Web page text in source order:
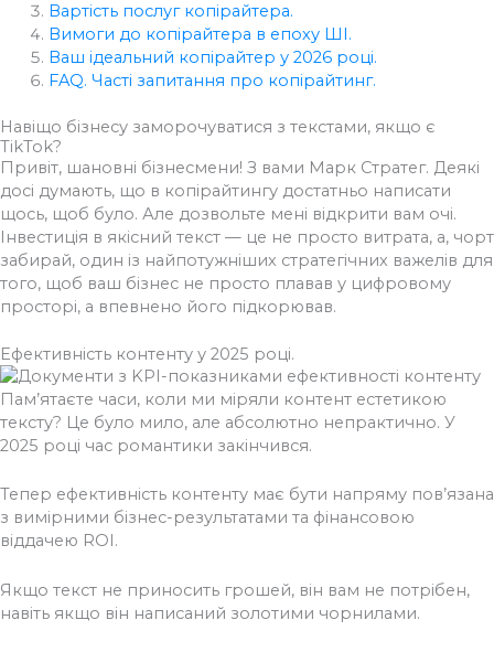
Вартість послуг копірайтера.
Вимоги до копірайтера в епоху ШІ.
Ваш ідеальний копірайтер у 2026 році.
FAQ. Часті запитання про копірайтинг.
Навіщо бізнесу заморочуватися з текстами, якщо є
TikTok?
Привіт, шановні бізнесмени! З вами Марк Стратег. Деякі
досі думають, що в копірайтингу достатньо написати
щось, щоб було. Але дозвольте мені відкрити вам очі.
Інвестиція в якісний текст — це не просто витрата, а, чорт
забирай, один із найпотужніших стратегічних важелів для
того, щоб ваш бізнес не просто плавав у цифровому
просторі, а впевнено його підкорював.
Ефективність контенту у 2025 році.
Пам’ятаєте часи, коли ми міряли контент естетикою
тексту? Це було мило, але абсолютно непрактично. У
2025 році час романтики закінчився.
Тепер ефективність контенту має бути напряму пов’язана
з вимірними бізнес-результатами та фінансовою
віддачею ROI.
Якщо текст не приносить грошей, він вам не потрібен,
навіть якщо він написаний золотими чорнилами.